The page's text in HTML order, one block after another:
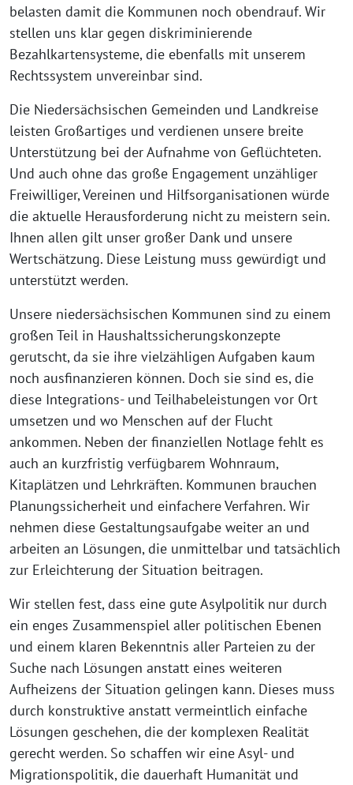
belasten damit die Kommunen noch obendrauf. Wir
stellen uns klar gegen diskriminierende
Bezahlkartensysteme, die ebenfalls mit unserem
Rechtssystem unvereinbar sind.
Die Niedersächsischen Gemeinden und Landkreise
leisten Großartiges und verdienen unsere breite
Unterstützung bei der Aufnahme von Geflüchteten.
Und auch ohne das große Engagement unzähliger
Freiwilliger, Vereinen und Hilfsorganisationen würde
die aktuelle Herausforderung nicht zu meistern sein.
Ihnen allen gilt unser großer Dank und unsere
Wertschätzung. Diese Leistung muss gewürdigt und
unterstützt werden.
Unsere niedersächsischen Kommunen sind zu einem
großen Teil in Haushaltssicherungskonzepte
gerutscht, da sie ihre vielzähligen Aufgaben kaum
noch ausfinanzieren können. Doch sie sind es, die
diese Integrations- und Teilhabeleistungen vor Ort
umsetzen und wo Menschen auf der Flucht
ankommen. Neben der finanziellen Notlage fehlt es
auch an kurzfristig verfügbarem Wohnraum,
Kitaplätzen und Lehrkräften. Kommunen brauchen
Planungssicherheit und einfachere Verfahren. Wir
nehmen diese Gestaltungsaufgabe weiter an und
arbeiten an Lösungen, die unmittelbar und tatsächlich
zur Erleichterung der Situation beitragen.
Wir stellen fest, dass eine gute Asylpolitik nur durch
ein enges Zusammenspiel aller politischen Ebenen
und einem klaren Bekenntnis aller Parteien zu der
Suche nach Lösungen anstatt eines weiteren
Aufheizens der Situation gelingen kann. Dieses muss
durch konstruktive anstatt vermeintlich einfache
Lösungen geschehen, die der komplexen Realität
gerecht werden. So schaffen wir eine Asyl- und
Migrationspolitik, die dauerhaft Humanität und